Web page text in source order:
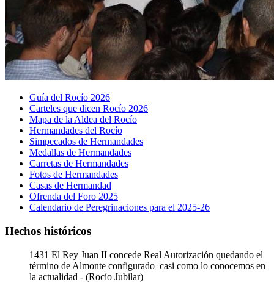
Guía del Rocío 2026
Carteles que dicen Rocío 2026
Mapa de la Aldea del Rocío
Hermandades del Rocío
Simpecados de Hermandades
Medallas de Hermandades
Carretas de Hermandades
Fotos de Hermandades
Casas de Hermandad
Ofrenda del Foro 2025
Calendario de Peregrinaciones para el 2025-26
Hechos históricos
1431 El Rey Juan II concede Real Autorización quedando el
término de Almonte configurado casi como lo conocemos en
la actualidad - (Rocío Jubilar)